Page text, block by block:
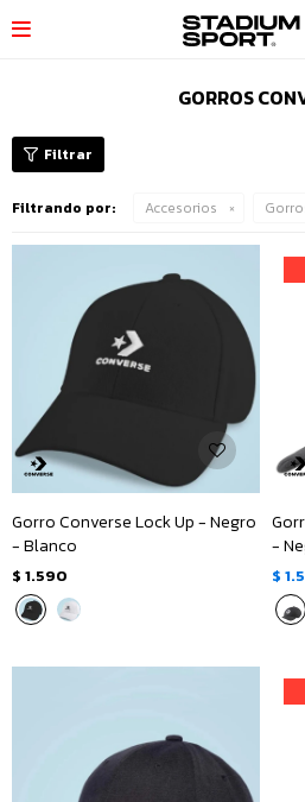

GORROS
Filtrando por: Accesorios
Gorro Converse Lock Up - Negro
- Blanco
$ 1.590
-
$